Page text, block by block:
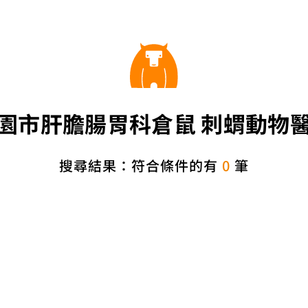
市肝膽腸胃科倉鼠 刺蝟動物
搜尋結果：符合條件的有 0 筆